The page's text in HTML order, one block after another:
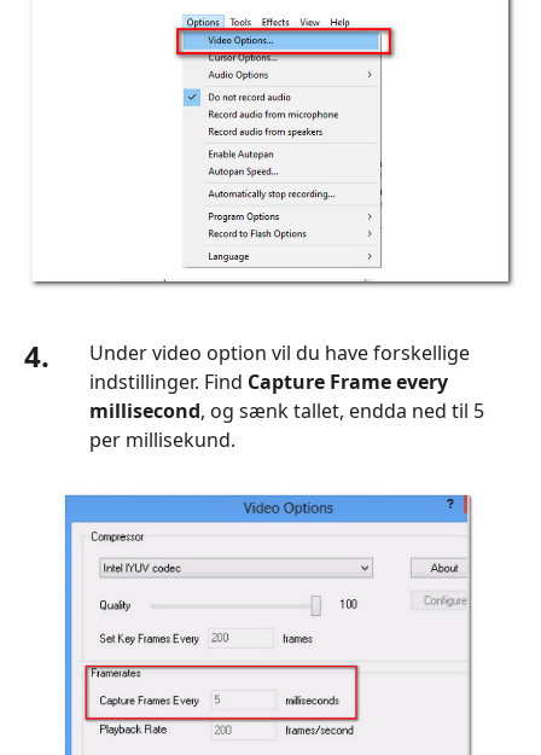
4.
Under video option vil du have forskellige
indstillinger. Find Capture Frame every
millisecond, og sænk tallet, endda ned til 5
per millisekund.